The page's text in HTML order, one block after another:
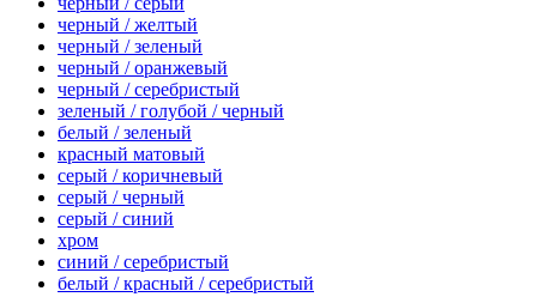
черный / желтый
черный / зеленый
черный / оранжевый
черный / серебристый
зеленый / голубой / черный
белый / зеленый
красный матовый
серый / коричневый
серый / черный
серый / синий
хром
синий / серебристый
белый / красный / серебристый